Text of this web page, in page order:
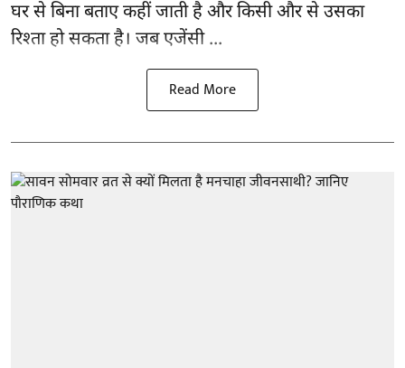
घर से बिना बताए कहीं जाती है और किसी और से उसका
रिश्ता हो सकता है। जब एजेंसी ...
Read More